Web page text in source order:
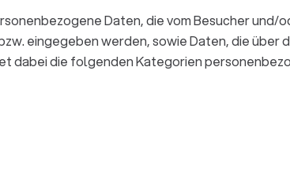
Daten, die vom Besucher
eingegeben werden, sowie Daten, die
dabei die folgenden Kategorien